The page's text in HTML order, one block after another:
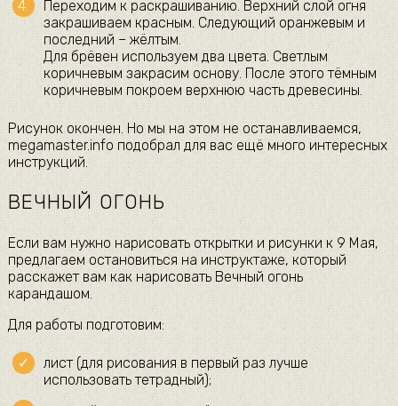
Переходим к раскрашиванию. Верхний слой огня
закрашиваем красным. Следующий оранжевым и
последний – жёлтым.
Для брёвен используем два цвета. Светлым
коричневым закрасим основу. После этого тёмным
коричневым покроем верхнюю часть древесины.
Рисунок окончен. Но мы на этом не останавливаемся,
megamaster.info подобрал для вас ещё много интересных
инструкций.
ВЕЧНЫЙ ОГОНЬ
Если вам нужно нарисовать открытки и рисунки к 9 Мая,
предлагаем остановиться на инструктаже, который
расскажет вам как нарисовать Вечный огонь
карандашом.
Для работы подготовим:
лист (для рисования в первый раз лучше
использовать тетрадный);